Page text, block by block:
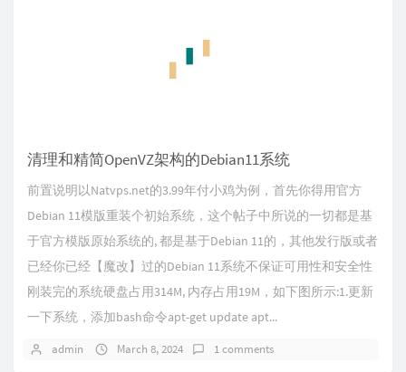
清理和精简OpenVZ架构的Debian11系统
前置说明以Natvps.net的3.99年付小鸡为例，首先你得用官方
Debian 11模版重装个初始系统，这个帖子中所说的一切都是基
于官方模版原始系统的, 都是基于Debian 11的，其他发行版或者
已经你已经【魔改】过的Debian 11系统不保证可用性和安全性
刚装完的系统硬盘占用314M, 内存占用19M，如下图所示:1.更新
一下系统，添加bash命令apt-get update apt...
admin March 8, 2024 1 comments